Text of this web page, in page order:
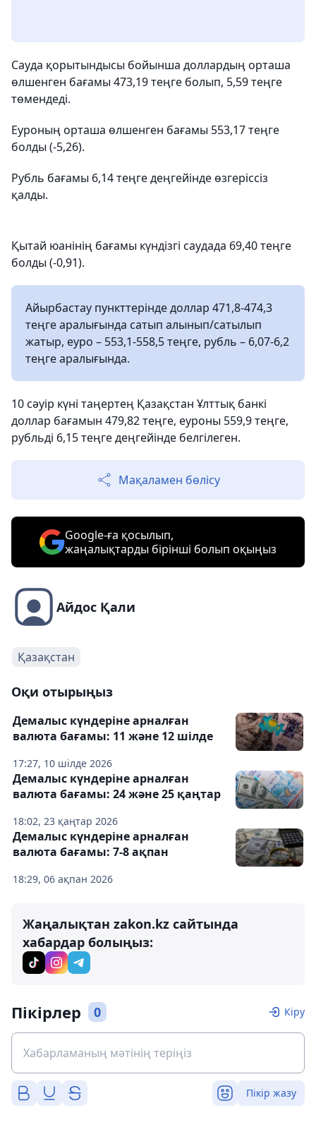
Сауда қорытындысы бойынша доллардың орташа
өлшенген бағамы 473,19 теңге болып, 5,59 теңге
төмендеді.
Еуроның орташа өлшенген бағамы 553,17 теңге
болды (-5,26).
Рубль бағамы 6,14 теңге деңгейінде өзгеріссіз
қалды.
Қытай юанінің бағамы күндізгі саудада 69,40 теңге
болды (-0,91).
Айырбастау пункттерінде доллар 471,8-474,3
теңге аралығында сатып алынып/сатылып
жатыр, еуро – 553,1-558,5 теңге, рубль – 6,07-6,2
теңге аралығында.
10 сәуір күні таңертең Қазақстан Ұлттық банкі
доллар бағамын 479,82 теңге, еуроны 559,9 теңге,
рубльді 6,15 теңге деңгейінде белгілеген.
Мақаламен бөлісу
Google-ға қосылып,
жаңалықтарды бірінші болып оқыңыз
Айдос Қали
Қазақстан
Оқи отырыңыз
17:27, 10 шілде 2026
Демалыс күндеріне арналған
валюта бағамы: 11 және 12 шілде
18:02, 23 қаңтар 2026
Демалыс күндеріне арналған
валюта бағамы: 24 және 25 қаңтар
18:29, 06 ақпан 2026
Демалыс күндеріне арналған
валюта бағамы: 7-8 ақпан
Жаңалықтан zakon.kz сайтында
хабардар болыңыз:
Пікірлер 0 Кіру
Пікір жазу